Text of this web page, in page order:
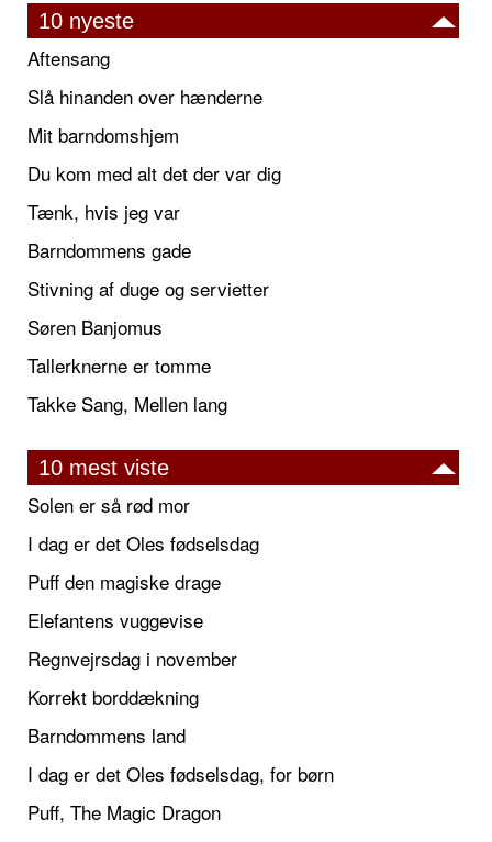
10 nyeste
Aftensang
Slå hinanden over hænderne
Mit barndomshjem
Du kom med alt det der var dig
Tænk, hvis jeg var
Barndommens gade
Stivning af duge og servietter
Søren Banjomus
Tallerknerne er tomme
Takke Sang, Mellen lang
10 mest viste
Solen er så rød mor
I dag er det Oles fødselsdag
Puff den magiske drage
Elefantens vuggevise
Regnvejrsdag i november
Korrekt borddækning
Barndommens land
I dag er det Oles fødselsdag, for børn
Puff, The Magic Dragon